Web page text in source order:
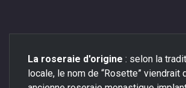
La roseraie d'origine : selon la
locale, le nom de “Rosette” viendrait